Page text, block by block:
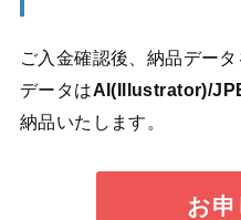
ご入金確認後、納品デー
データはAI(Illustrator)/
納品いたします。
お申